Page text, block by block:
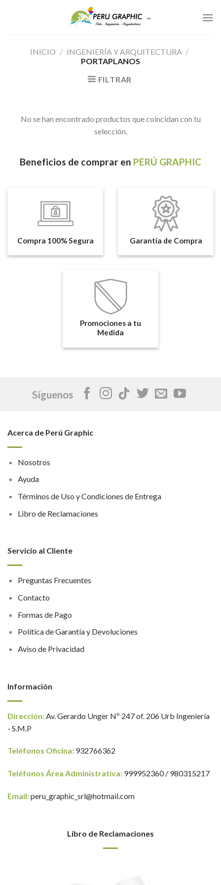
INICIO / INGENIERÍA Y ARQUITECTURA /
PORTAPLANOS
FILTRAR
No se han encontrado productos que coincidan con tu
selección.
Beneficios de comprar en PERÚ GRAPHIC
Compra 100% Segura Garantía de Compra
Promociones a tu
Medida
Síguenos
Acerca de Perú Graphic
Nosotros
Ayuda
Términos de Uso y Condiciones de Entrega
Libro de Reclamaciones
Servicio al Cliente
Preguntas Frecuentes
Contacto
Formas de Pago
Política de Garantía y Devoluciones
Aviso de Privacidad
Información
Dirección: Av. Gerardo Unger Nº 247 of. 206 Urb Ingeniería
- S.M.P
Teléfonos Oficina: 932766362
Teléfonos Área Administrativa: 999952360 / 980315217
Email:peru_graphic_srl@hotmail.com
Libro de Reclamaciones